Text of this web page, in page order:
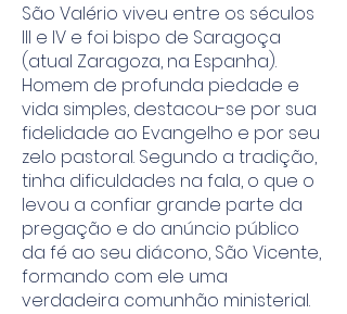
São Valério viveu entre os séculos
III e IV e foi bispo de Saragoça
(atual Zaragoza, na Espanha).
Homem de profunda piedade e
vida simples, destacou-se por sua
fidelidade ao Evangelho e por seu
zelo pastoral. Segundo a tradição,
tinha dificuldades na fala, o que o
levou a confiar grande parte da
pregação e do anúncio público
da fé ao seu diácono, São Vicente,
formando com ele uma
verdadeira comunhão ministerial.